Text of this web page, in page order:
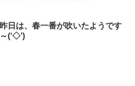
昨日は、春一番が吹いたようです
～(‘◇’)ゞ